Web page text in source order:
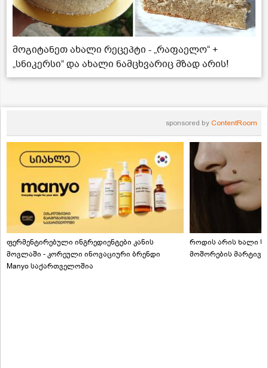
მოგიტანეთ ახალი რეცეპტი - „რაფაელო“ +
„სნიკერსი“ და ახალი ნამცხვარიც მზად არის!
sponsored by ContentRoom
ფერმენტირებული ინგრედიენტები კანის
მოვლაში - კორეული ინოვაციური ბრენდი
Manyo საქართველოშია
როდის არის ხალი
მოშორების